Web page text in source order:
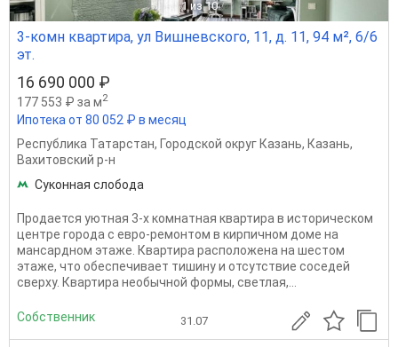
1 из 10
3-комн квартира, ул Вишневского, 11, д. 11, 94 м², 6/6
эт.
16 690 000 ₽
177 553 ₽ за м2
Ипотека от 80 052 ₽ в месяц
Республика Татарстан, Городской округ Казань, Казань,
Вахитовский р-н
Суконная слобода
Продается уютная 3-х комнатная квартира в историческом
центре горoдa с евро-ремонтом в кирпичном доме на
мансардном этаже. Квартира расположена на шестом
этаже, что обеспечивает тишину и отсутствие соседей
сверху. Квартира необычной формы, светлая,...
Собственник 31.07